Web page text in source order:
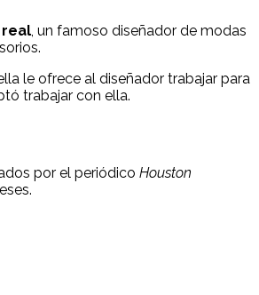
real , un famoso diseñador de modas
le ofrece al diseñador trabajar para
trabajar con ella.
por el periódico Houston